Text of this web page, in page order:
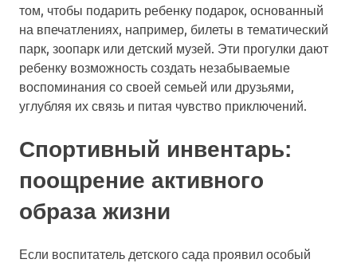
том, чтобы подарить ребенку подарок, основанный
на впечатлениях, например, билеты в тематический
парк, зоопарк или детский музей. Эти прогулки дают
ребенку возможность создать незабываемые
воспоминания со своей семьей или друзьями,
углубляя их связь и питая чувство приключений.
Спортивный инвентарь:
поощрение активного
образа жизни
Если воспитатель детского сада проявил особый